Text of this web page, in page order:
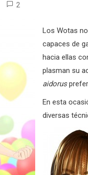
2
Los Wotas
capaces de
hacia ellas
plasman su
aidorus
En esta
diversas